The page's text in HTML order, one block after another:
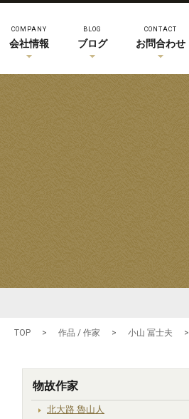
COMPANY
会社情報
BLOG
ブログ
CONTACT
お問合わせ
TOP > 作品 / 作家 > 小山 冨士夫 >
物故作家
北大路 魯山人